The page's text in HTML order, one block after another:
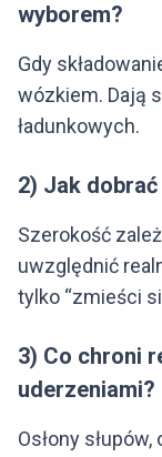
wyborem?
Gdy
wózkiem. Dają
ładunkowych.
2) Jak
Szerokość
uwzględnić
tylko “zmieści
3) Co chroni
uderzeniami?
Osłony